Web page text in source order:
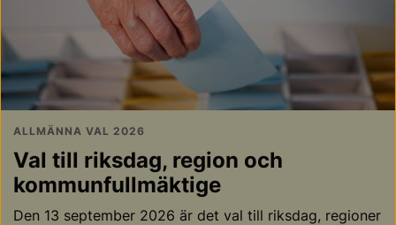
ALLMÄNNA VAL 2026
Val till riksdag, region och
kommunfullmäktige
Den 13 september 2026 är det val till riksdag, regioner